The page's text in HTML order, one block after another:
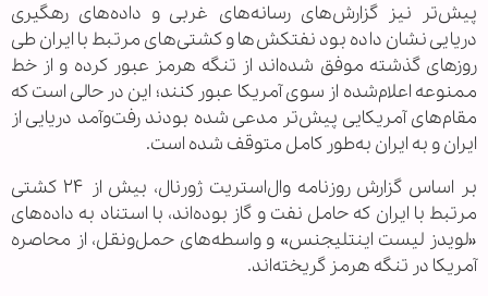
پیش‌تر نیز گزارش‌های رسانه‌های غربی و داده‌های رهگیری
دریایی نشان داده بود نفتکش‌ها و کشتی‌های مرتبط با ایران طی
روزهای گذشته موفق شده‌اند از تنگه هرمز عبور کرده و از خط
ممنوعه اعلام‌شده از سوی آمریکا عبور کنند؛ این در حالی است که
مقام‌های آمریکایی پیش‌تر مدعی شده بودند رفت‌وآمد دریایی از
ایران و به ایران به‌طور کامل متوقف شده است.
بر اساس گزارش روزنامه وال‌استریت ژورنال، بیش از ۲۴ کشتی
مرتبط با ایران که حامل نفت و گاز بوده‌اند، با استناد به داده‌های
«لویدز لیست اینتلیجنس» و واسطه‌های حمل‌ونقل، از محاصره
آمریکا در تنگه هرمز گریخته‌اند.